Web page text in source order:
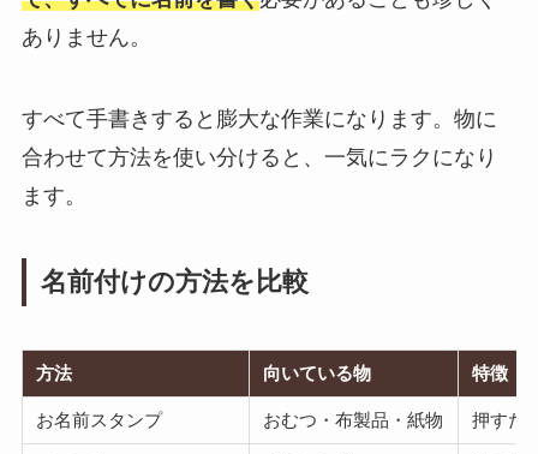
ありません。
すべて手書きすると膨大な作業になります。物に
合わせて方法を使い分けると、一気にラクになり
ます。
名前付けの方法を比較
方法 向いている物 特徴
お名前スタンプ おむつ・布製品・紙物 押すだ